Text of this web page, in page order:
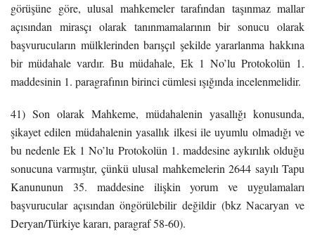
görüşüne göre, ulusal mahkemeler tarafından taşınmaz mallar
açısından mirasçı olarak tanınmamalarının bir sonucu olarak
başvurucuların mülklerinden barışçıl şekilde yararlanma hakkına
bir müdahale vardır. Bu müdahale, Ek 1 No’lu Protokolün 1.
maddesinin 1. paragrafının birinci cümlesi ışığında incelenmelidir.
41) Son olarak Mahkeme, müdahalenin yasallığı konusunda,
şikayet edilen müdahalenin yasallık ilkesi ile uyumlu olmadığı ve
bu nedenle Ek 1 No’lu Protokolün 1. maddesine aykırılık olduğu
sonucuna varmıştır, çünkü ulusal mahkemelerin 2644 sayılı Tapu
Kanununun 35. maddesine ilişkin yorum ve uygulamaları
başvurucular açısından öngörülebilir değildir (bkz Nacaryan ve
Deryan/Türkiye kararı, paragraf 58-60).